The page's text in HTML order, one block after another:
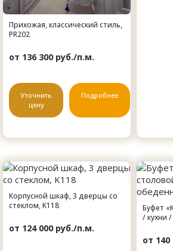
Прихожая, классический стиль,
PR202
от 136 300 руб./п.м.
Уточнить
цену
Подробнее
Корпусной шкаф, 3 дверцы со
стеклом, K118
от 124 000 руб./п.м.
Буфет
/ кухни
от